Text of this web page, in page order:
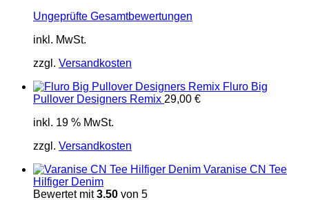
Ungeprüfte Gesamtbewertungen
inkl. MwSt.
zzgl. Versandkosten
Fluro Big
Pullover Designers Remix 29,00 €
inkl. 19 % MwSt.
zzgl. Versandkosten
Varanise CN Tee
Hilfiger Denim
Bewertet mit3.50 von 5